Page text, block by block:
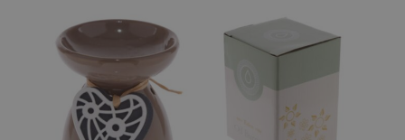
képgaléria
képgaléria